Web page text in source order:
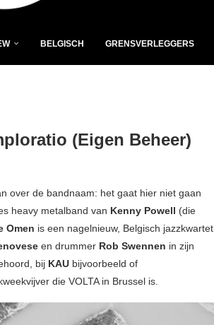
BELGISCH GRENSVERLEGGERS
(Eigen Beheer)
over de bandnaam: het gaat hier niet gaan
heavy metalband van Kenny Powell (die
Omen is een nagelnieuw, Belgisch jazzkwartet
en drummer Rob Swennen in zijn
bij KAU bijvoorbeeld of
die VOLTA in Brussel is.